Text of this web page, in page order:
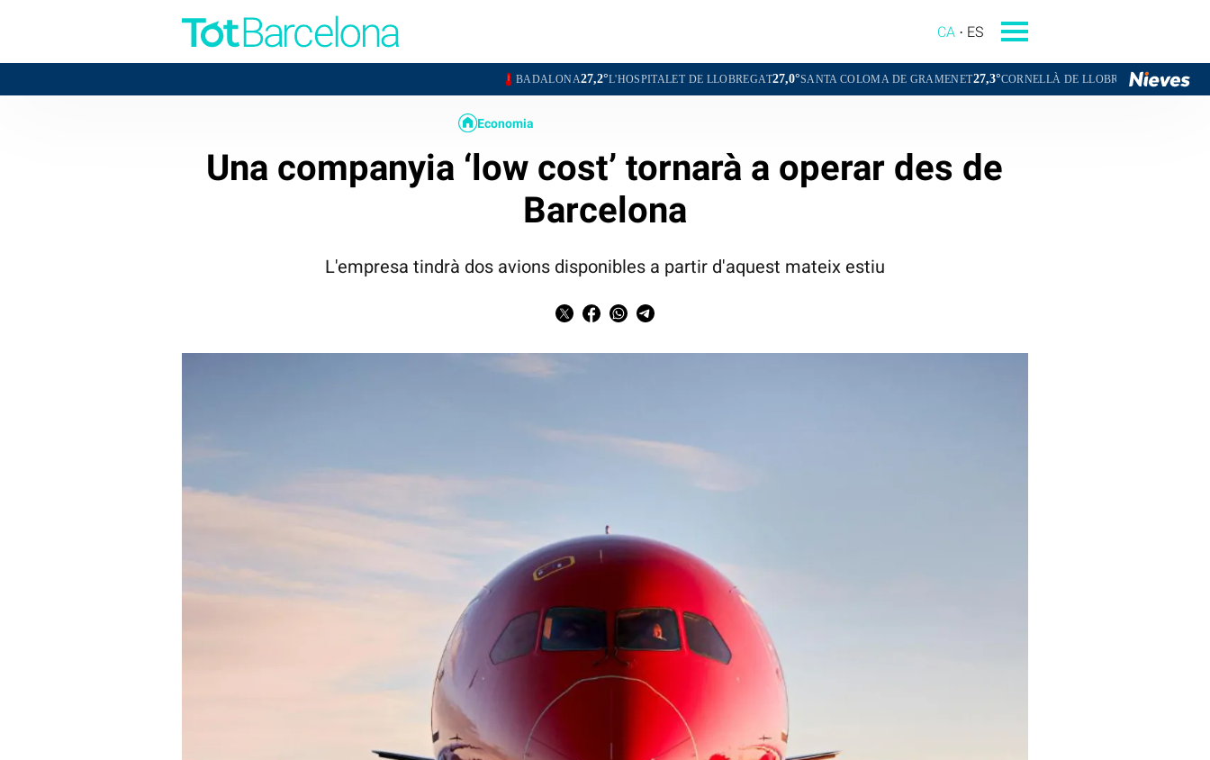
CA ES
27,2°L'HOSPITALET DE LLOBREGAT 27,0°SANTA COLOMA DE GRAMENET27,3°CORNELLÀ DE LLOBREGAT26,3°SANT BOI DE
Economia
Una companyia ‘low cost’ tornarà a operar des de
Barcelona
L'empresa tindrà dos avions disponibles a partir d'aquest mateix estiu